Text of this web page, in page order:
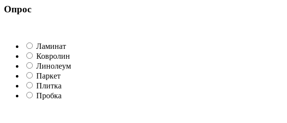
Опрос
Ламинат
Ковролин
Линолеум
Паркет
Плитка
Пробка